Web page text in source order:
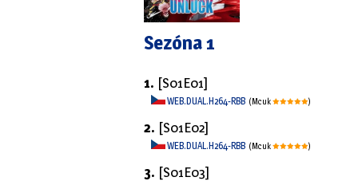
Sezóna 1
1. [S01E01]
WEB.DUAL.H264-RBB (Mcuk )
2. [S01E02]
WEB.DUAL.H264-RBB (Mcuk )
3. [S01E03]